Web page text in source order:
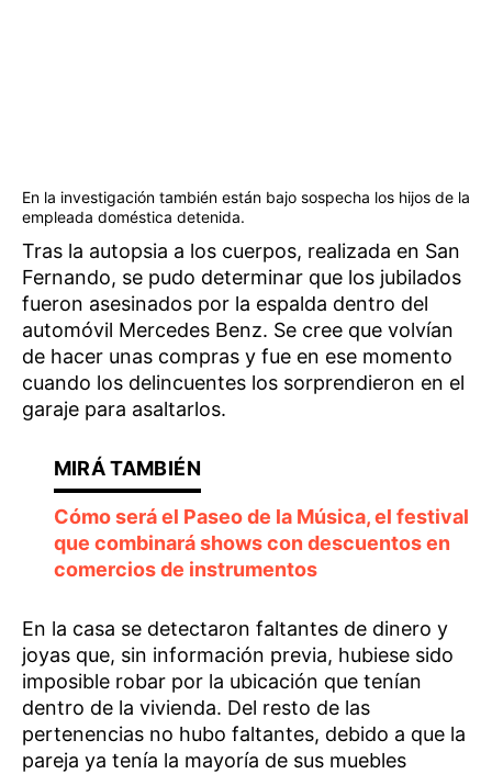
En la investigación también están bajo sospecha los hijos de la
empleada doméstica detenida.
Tras la autopsia a los cuerpos, realizada en San
Fernando, se pudo determinar que los jubilados
fueron asesinados por la espalda dentro del
automóvil Mercedes Benz. Se cree que volvían
de hacer unas compras y fue en ese momento
cuando los delincuentes los sorprendieron en el
garaje para asaltarlos.
Cómo será el Paseo de la Música, el festival
que combinará shows con descuentos en
comercios de instrumentos
En la casa se detectaron faltantes de dinero y
joyas que, sin información previa, hubiese sido
imposible robar por la ubicación que tenían
dentro de la vivienda. Del resto de las
pertenencias no hubo faltantes, debido a que la
pareja ya tenía la mayoría de sus muebles